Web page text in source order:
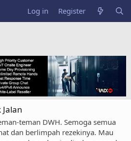
Log in Register
Jalan
teman DWH. Semoga semua
dan berlimpah rezekinya. Mau